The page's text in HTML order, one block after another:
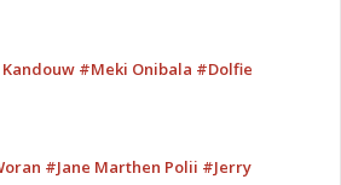
#Meki Onibala #Dolfie
#Jane Marthen Polii #Jerry